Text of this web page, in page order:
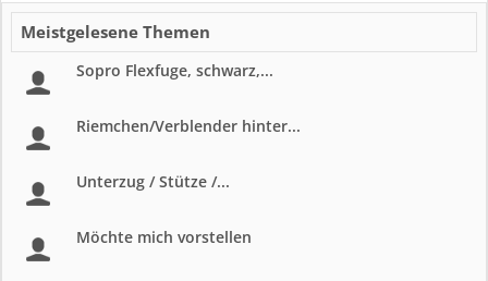
Meistgelesene Themen
Sopro Flexfuge, schwarz,...
Riemchen/Verblender hinter...
Unterzug / Stütze /...
Möchte mich vorstellen